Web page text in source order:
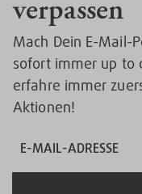
verpassen
Mach Dein E-Mail-
sofort immer up to
erfahre immer
Aktionen!